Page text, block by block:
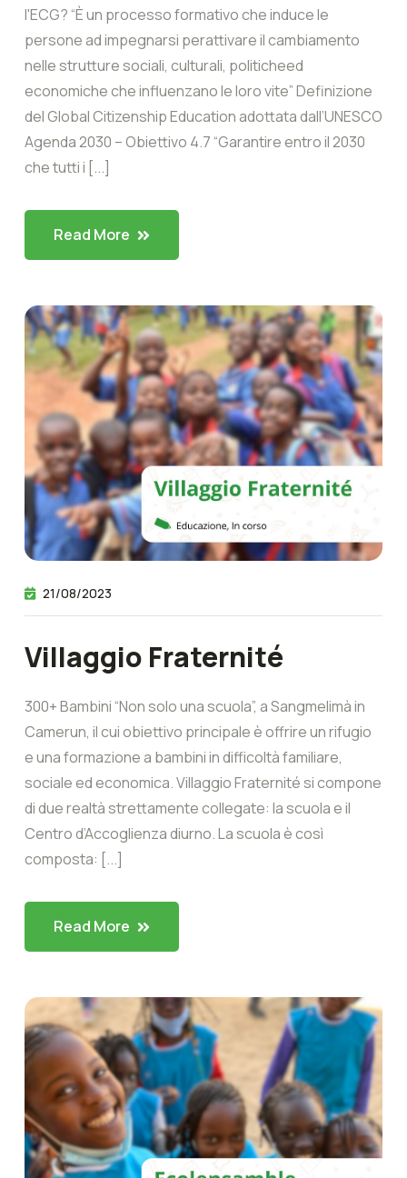
l'ECG? “È un processo formativo che induce le
persone ad impegnarsi perattivare il cambiamento
nelle strutture sociali, culturali, politicheed
economiche che influenzano le loro vite” Definizione
del Global Citizenship Education adottata dall’UNESCO
Agenda 2030 – Obiettivo 4.7 “Garantire entro il 2030
che tutti i [...]
Read More
21/08/2023
Villaggio Fraternité
300+ Bambini “Non solo una scuola”, a Sangmelimà in
Camerun, il cui obiettivo principale è offrire un rifugio
e una formazione a bambini in difficoltà familiare,
sociale ed economica. Villaggio Fraternité si compone
di due realtà strettamente collegate: la scuola e il
Centro d’Accoglienza diurno. La scuola è così
composta: [...]
Read More